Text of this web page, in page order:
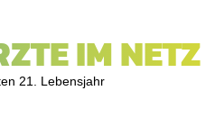
IM NETZ
21. Lebensjahr